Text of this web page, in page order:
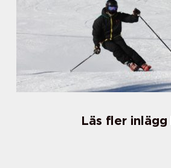
Läs fler inlägg